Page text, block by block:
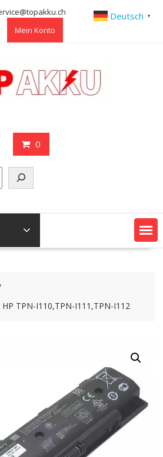
Mein Konto
0
TPN-I110,TPN-I111,TPN-I112
Deutsch ▼